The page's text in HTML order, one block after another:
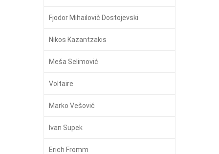
Fjodor Mihailovič Dostojevski
Nikos Kazantzakis
Meša Selimović
Voltaire
Marko Vešović
Ivan Supek
Erich Fromm